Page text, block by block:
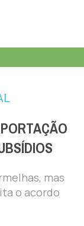
mas
o acordo